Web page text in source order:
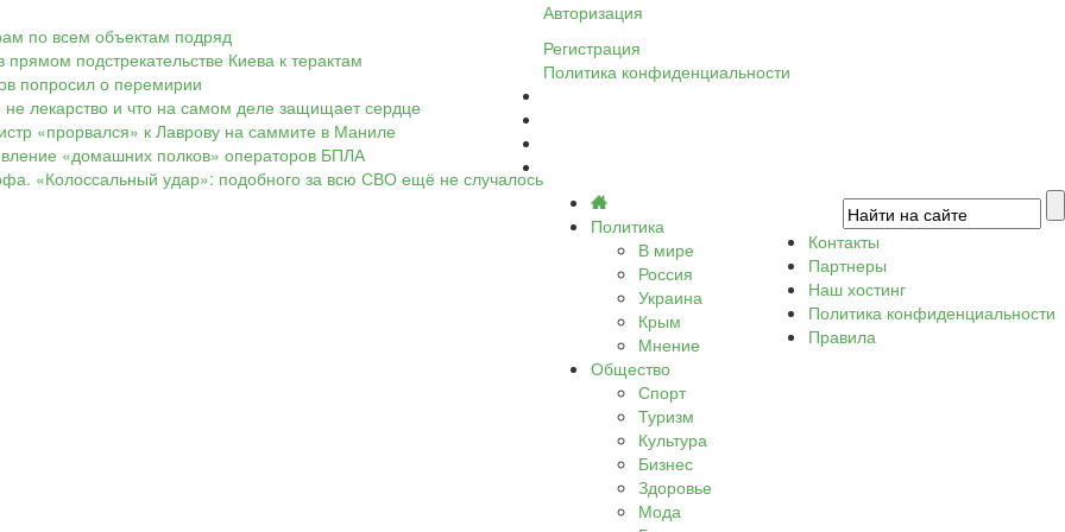
по всем объектам подряд
подстрекательстве Киева к терактам
попросил о перемирии
лекарство и что на самом деле защищает сердце
«прорвался» к Лаврову на саммите в Маниле
«домашних полков» операторов БПЛА
«Колоссальный удар»: подобного за всю СВО ещё не случалось
Авторизация
Регистрация
Политика конфиденциальности
Политика
В мире
Россия
Украина
Крым
Мнение
Общество
Спорт
Туризм
Культура
Бизнес
Здоровье
Мода
Контакты
Партнеры
Наш хостинг
Политика конфиденциальности
Правила